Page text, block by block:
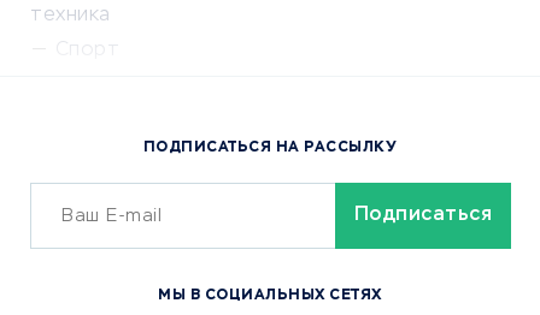
техника
Спорт
Сервисы доставки
ОБУЧЕНИЕ И РАБОТА
ПОДПИСАТЬСЯ НА РАССЫЛКУ
МЫ В СОЦИАЛЬНЫХ СЕТЯХ